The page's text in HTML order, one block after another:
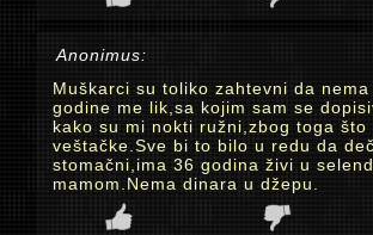
Anonimus:
Muškarci su toliko zahtevni da
godine me lik,sa kojim sam se
kako su mi nokti ružni,zbog toga što
veštačke.Sve bi to bilo u redu da
stomačni,ima 36 godina živi u
mamom.Nema dinara u džepu.